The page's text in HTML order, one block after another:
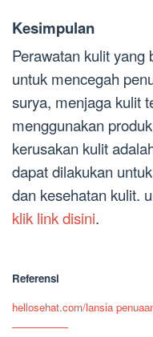
Kesimpulan
Perawatan kulit yang
untuk mencegah
surya, menjaga kulit
menggunakan
kerusakan kulit
dapat dilakukan
dan kesehatan kulit.
klik link disini.
Referensi
hellosehat.com/lansia